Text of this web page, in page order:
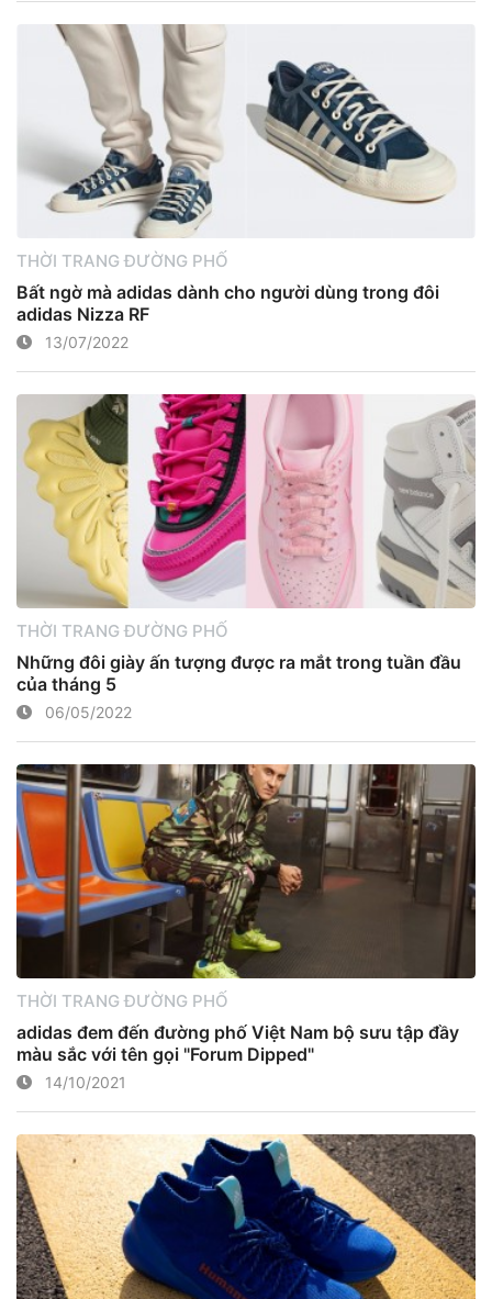
THỜI TRANG ĐƯỜNG PHỐ
Bất ngờ mà adidas dành cho người dùng trong đôi
adidas Nizza RF
13/07/2022
THỜI TRANG ĐƯỜNG PHỐ
Những đôi giày ấn tượng được ra mắt trong tuần đầu
của tháng 5
06/05/2022
THỜI TRANG ĐƯỜNG PHỐ
adidas đem đến đường phố Việt Nam bộ sưu tập đầy
màu sắc với tên gọi "Forum Dipped"
14/10/2021